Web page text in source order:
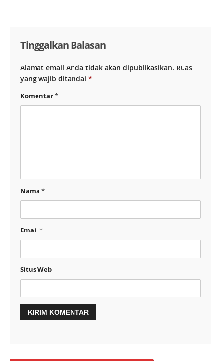
Tinggalkan Balasan
Alamat email Anda tidak akan dipublikasikan. Ruas
yang wajib ditandai *
Komentar*
Nama *
Email *
Situs Web